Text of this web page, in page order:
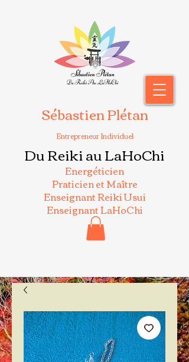
Sébastien Plétan
Entrepreneur Individuel
Du Reiki au LaHoChi
Energéticien
Praticien et Maître
Enseignant Reiki Usui
Enseignant LaHoChi